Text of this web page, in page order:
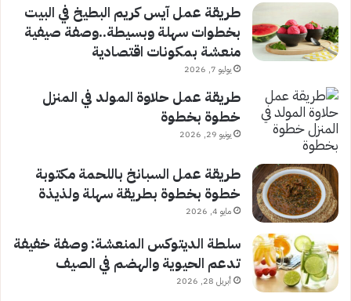
طريقة عمل آيس كريم البطيخ في البيت
بخطوات سهلة وبسيطة..وصفة صيفية
منعشة بمكونات اقتصادية
يوليو 7, 2026
طريقة عمل حلاوة المولد في المنزل
خطوة بخطوة
يونيو 29, 2026
طريقة عمل السبانخ باللحمة مكتوبة
خطوة بخطوة بطريقة سهلة ولذيذة
مايو 4, 2026
سلطة الديتوكس المنعشة: وصفة خفيفة
تدعم الحيوية والهضم في الصيف
أبريل 28, 2026